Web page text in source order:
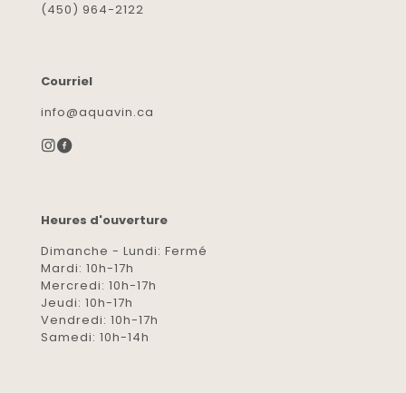
(450) 964-2122
Courriel
info@aquavin.ca
Heures d'ouverture
Dimanche - Lundi: Fermé
Mardi: 10h-17h
Mercredi: 10h-17h
Jeudi: 10h-17h
Vendredi: 10h-17h
Samedi: 10h-14h